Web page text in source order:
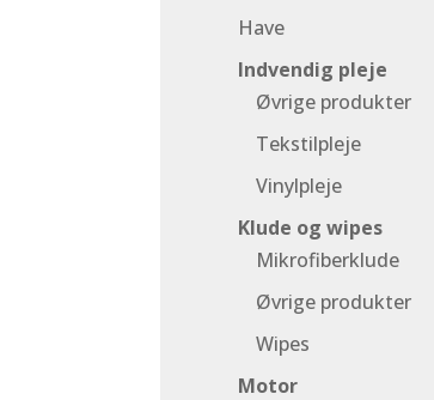
Have
Indvendig pleje
Øvrige produkter
Tekstilpleje
Vinylpleje
Klude og wipes
Mikrofiberklude
Øvrige produkter
Wipes
Motor